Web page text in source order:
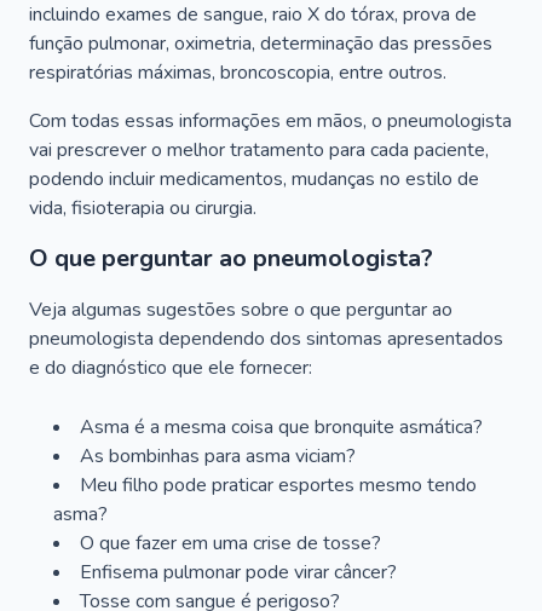
incluindo exames de sangue, raio X do tórax, prova de
função pulmonar, oximetria, determinação das pressões
respiratórias máximas, broncoscopia, entre outros.
Com todas essas informações em mãos, o pneumologista
vai prescrever o melhor tratamento para cada paciente,
podendo incluir medicamentos, mudanças no estilo de
vida, fisioterapia ou cirurgia.
O que perguntar ao pneumologista?
Veja algumas sugestões sobre o que perguntar ao
pneumologista dependendo dos sintomas apresentados
e do diagnóstico que ele fornecer:
Asma é a mesma coisa que bronquite asmática?
As bombinhas para asma viciam?
Meu filho pode praticar esportes mesmo tendo
asma?
O que fazer em uma crise de tosse?
Enfisema pulmonar pode virar câncer?
Tosse com sangue é perigoso?